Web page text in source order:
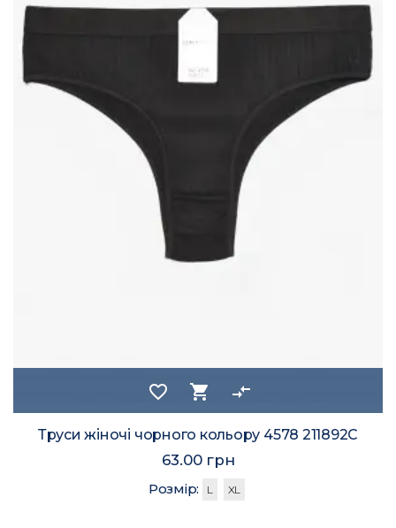
favorite_border shopping_cart compare_arrows
Труси жіночі чорного кольору 4578 211892C
63.00 грн
Розмір: L XL